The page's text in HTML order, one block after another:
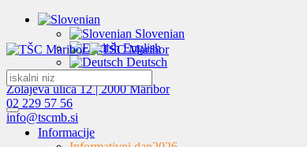
Slovenian
English
Deutsch
Zolajeva ulica 12 | 2000 Maribor
02 229 57 56
info@tscmb.si
Informacije